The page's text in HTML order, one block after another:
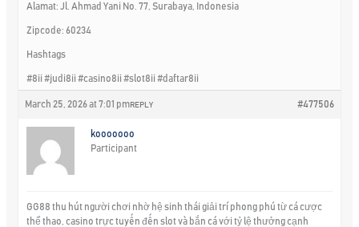
Alamat: Jl. Ahmad Yani No. 77, Surabaya, Indonesia
Zipcode: 60234
Hashtags
#8ii #judi8ii #casino8ii #slot8ii #daftar8ii
March 25, 2026 at 7:01 pm #477506
REPLY
kooooooo
Participant
GG88 thu hút người chơi nhờ hệ sinh thái giải trí phong phú từ cá cược
thể thao, casino trực tuyến đến slot và bắn cá với tỷ lệ thưởng cạnh